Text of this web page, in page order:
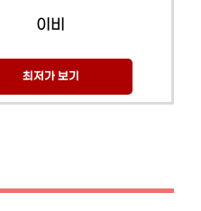
이비
최저가 보기